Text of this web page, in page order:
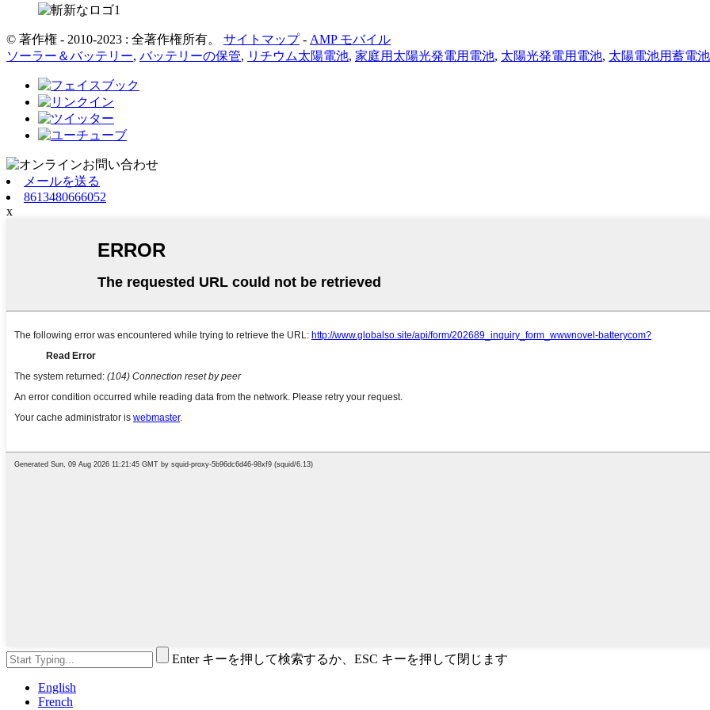
© 著作権 - 2010-2023 : 全著作権所有。 サイトマップ- AMP モバイル
ソーラー＆バッテリー, バッテリーの保管, リチウム太陽電池, 家庭用太陽光発電用電池, 太陽光発電用電池, 太陽電池用蓄電池
メールを送る
8613480666052
x
Enter キーを押して検索するか、ESC キーを押して閉じます
English
French